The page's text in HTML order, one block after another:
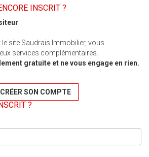
INSCRIT ?
.
site Saudrais Immobilier, vous
services complémentaires.
gratuite et ne vous engage en rien.
CRÉER SON COMPTE
?